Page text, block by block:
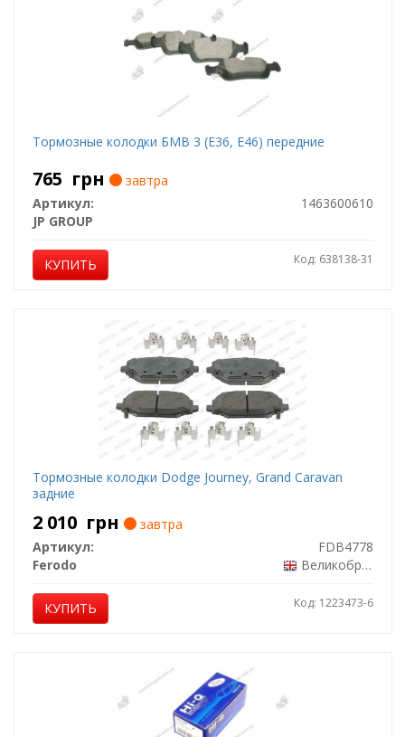
Тормозные колодки БМВ 3 (Е36, Е46) передние
765 грн
завтра
Артикул:
1463600610
JP GROUP
КУПИТЬ Код: 638138-31
Тормозные колодки Dodge Journey, Grand Caravan
задние
2 010 грн
завтра
Артикул:
FDB4778
Ferodo
Великобритания
КУПИТЬ Код: 1223473-6